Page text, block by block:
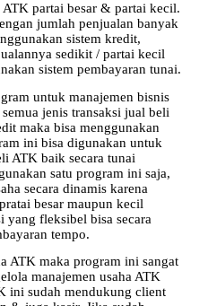
partai besar & partai kecil.
jumlah penjualan banyak
sistem kredit,
sedikit / partai kecil
sistem pembayaran tunai.
untuk manajemen bisnis
jenis transaksi jual beli
maka bisa menggunakan
ini bisa digunakan untuk
ATK baik secara tunai
satu program ini saja,
secara dinamis karena
besar maupun kecil
yang fleksibel bisa secara
tempo.
ATK maka program ini sangat
manajemen usaha ATK
ini sudah mendukung client